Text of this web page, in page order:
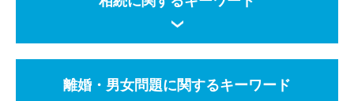
離婚・男女問題に関するキーワード